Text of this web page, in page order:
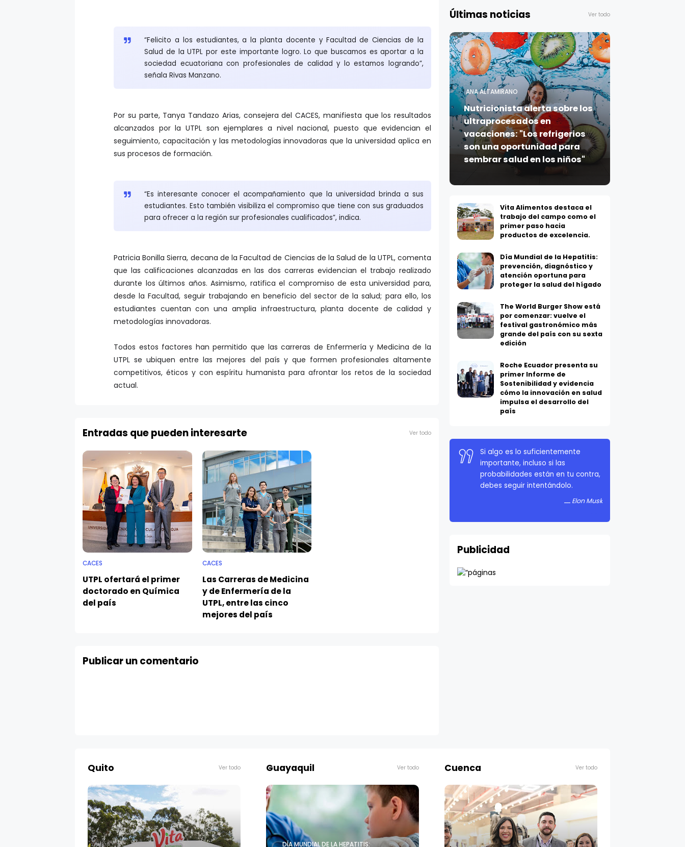
“Felicito a los estudiantes, a la planta docente y Facultad de Ciencias de la
Salud de la UTPL por este importante logro. Lo que buscamos es aportar a la
sociedad ecuatoriana con profesionales de calidad y lo estamos logrando”,
señala Rivas Manzano.
Por su parte, Tanya Tandazo Arias, consejera del CACES, manifiesta que los resultados
alcanzados por la UTPL son ejemplares a nivel nacional, puesto que evidencian el
seguimiento, capacitación y las metodologías innovadoras que la universidad aplica en
sus procesos de formación.
“Es interesante conocer el acompañamiento que la universidad brinda a sus
estudiantes. Esto también visibiliza el compromiso que tiene con sus graduados
para ofrecer a la región sur profesionales cualificados”, indica.
Patricia Bonilla Sierra, decana de la Facultad de Ciencias de la Salud de la UTPL, comenta
que las calificaciones alcanzadas en las dos carreras evidencian el trabajo realizado
durante los últimos años. Asimismo, ratifica el compromiso de esta universidad para,
desde la Facultad, seguir trabajando en beneficio del sector de la salud; para ello, los
estudiantes cuentan con una amplia infraestructura, planta docente de calidad y
metodologías innovadoras.
Todos estos factores han permitido que las carreras de Enfermería y Medicina de la
UTPL se ubiquen entre las mejores del país y que formen profesionales altamente
competitivos, éticos y con espíritu humanista para afrontar los retos de la sociedad
actual.
Entradas que pueden interesarte Ver todo
CACES
UTPL ofertará el primer
doctorado en Química
del país
CACES
Las Carreras de Medicina
y de Enfermería de la
UTPL, entre las cinco
mejores del país
Publicar un comentario
Últimas noticias Ver todo
ANA ALTAMIRANO
Nutricionista alerta sobre los
ultraprocesados en
vacaciones: "Los refrigerios
son una oportunidad para
sembrar salud en los niños"
Vita Alimentos destaca el
trabajo del campo como el
primer paso hacia
productos de excelencia.
Día Mundial de la Hepatitis:
prevención, diagnóstico y
atención oportuna para
proteger la salud del hígado
The World Burger Show está
por comenzar: vuelve el
festival gastronómico más
grande del país con su sexta
edición
Roche Ecuador presenta su
primer Informe de
Sostenibilidad y evidencia
cómo la innovación en salud
impulsa el desarrollo del
país
Si algo es lo suficientemente
importante, incluso si las
probabilidades están en tu contra,
debes seguir intentándolo.
Elon Musk
Publicidad
Quito Ver todo Guayaquil Ver todo
DÍA MUNDIAL DE LA HEPATITIS:
Cuenca Ver todo